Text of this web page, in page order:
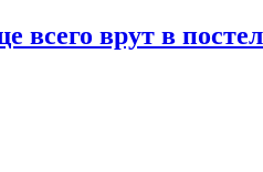
врут в